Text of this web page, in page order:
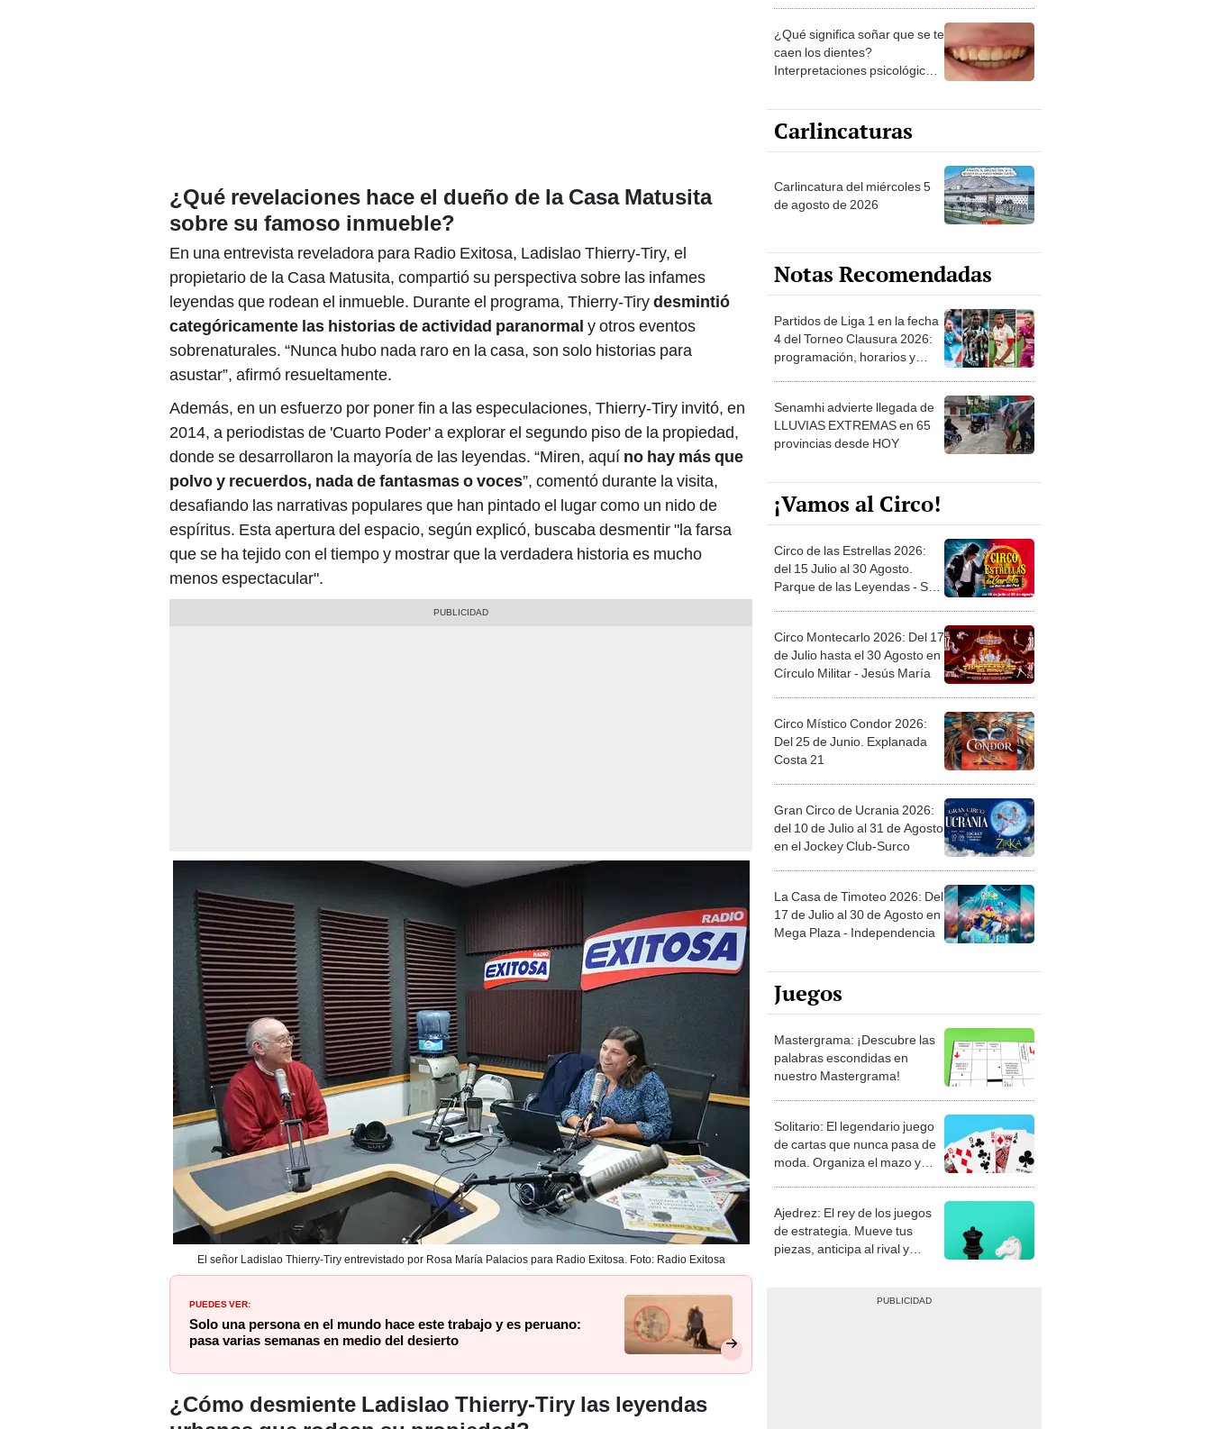
¿Qué revelaciones hace el dueño de la Casa Matusita
sobre su famoso inmueble?
En una entrevista reveladora para Radio Exitosa, Ladislao Thierry-Tiry, el
propietario de la Casa Matusita, compartió su perspectiva sobre las infames
leyendas que rodean el inmueble. Durante el programa, Thierry-Tirydesmintió
categóricamente las historias de actividad paranormal y otros eventos
sobrenaturales. “Nunca hubo nada raro en la casa, son solo historias para
asustar”, afirmó resueltamente.
Además, en un esfuerzo por poner fin a las especulaciones, Thierry-Tiry invitó, en
2014, a periodistas de 'Cuarto Poder' a explorar el segundo piso de la propiedad,
donde se desarrollaron la mayoría de las leyendas. “Miren, aquí no hay más que
polvo y recuerdos, nada de fantasmas o voces”, comentó durante la visita,
desafiando las narrativas populares que han pintado el lugar como un nido de
espíritus. Esta apertura del espacio, según explicó, buscaba desmentir "la farsa
que se ha tejido con el tiempo y mostrar que la verdadera historia es mucho
menos espectacular".
El señor Ladislao Thierry-Tiry entrevistado por Rosa María Palacios para Radio Exitosa. Foto: Radio Exitosa
PUEDES VER:
Solo una persona en el mundo hace este trabajo y es peruano:
pasa varias semanas en medio del desierto
¿Cómo desmiente Ladislao Thierry-Tiry las leyendas
¿Qué significa soñar que se te
caen los dientes?
Interpretaciones psicológicas
Carlincaturas
Carlincatura del miércoles 5
de agosto de 2026
Notas Recomendadas
Partidos de Liga 1 en la fecha
4 del Torneo Clausura 2026:
programación, horarios y
Senamhi advierte llegada de
LLUVIAS EXTREMAS en 65
provincias desde HOY
¡Vamos al Circo!
Circo de las Estrellas 2026:
del 15 Julio al 30 Agosto.
Parque de las Leyendas - San
Circo Montecarlo 2026: Del 17
de Julio hasta el 30 Agosto en
Círculo Militar - Jesús María
Circo Místico Condor 2026:
Del 25 de Junio. Explanada
Costa 21
Gran Circo de Ucrania 2026:
del 10 de Julio al 31 de Agosto
en el Jockey Club-Surco
La Casa de Timoteo 2026: Del
17 de Julio al 30 de Agosto en
Mega Plaza - Independencia
Juegos
Mastergrama: ¡Descubre las
palabras escondidas en
nuestro Mastergrama!
Solitario: El legendario juego
de cartas que nunca pasa de
moda. Organiza el mazo y
Ajedrez: El rey de los juegos
de estrategia. Mueve tus
piezas, anticipa al rival y